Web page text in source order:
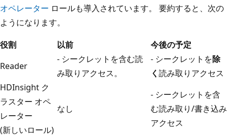
オペレーター ロールも導入されています。 要約すると、次の
ようになります。
役割
以前
今後の予定
Reader
- シークレットを含む読
み取りアクセス。
- シークレットを除
く 読み取りアクセス
HDInsight ク
ラスター オペ
レーター
(新しいロール)
なし
- シークレットを含
む読み取り/書き込み
アクセス